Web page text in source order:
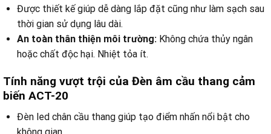
Được thiết kế giúp dễ dàng lắp đặt cũng như làm sạch sau
thời gian sử dụng lâu dài.
An toàn thân thiện môi trường: Không chứa thủy ngân
hoặc chất độc hại. Nhiệt tỏa ít.
Tính năng vượt trội của Đèn âm cầu thang cảm
biến ACT-20
Đèn led chân cầu thang giúp tạo điểm nhấn nổi bật cho